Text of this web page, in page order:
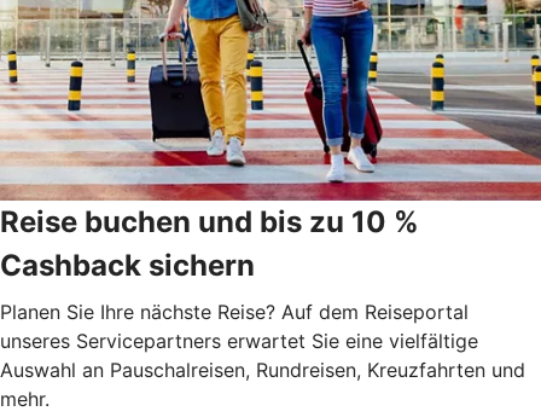
Reise buchen und bis zu 10 %
Cashback sichern
Planen Sie Ihre nächste Reise? Auf dem Reiseportal
unseres Servicepartners erwartet Sie eine vielfältige
Auswahl an Pauschalreisen, Rundreisen, Kreuzfahrten und
mehr.